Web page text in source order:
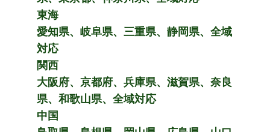
東海
愛知県、岐阜県、三重県、静岡県、全域
対応
関西
大阪府、京都府、兵庫県、滋賀県、奈良
県、和歌山県、全域対応
中国